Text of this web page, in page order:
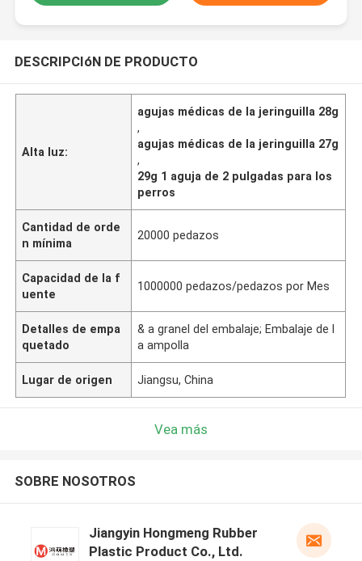
DESCRIPCIóN DE PRODUCTO
Alta luz:
agujas médicas de la jeringuilla 28g
,
agujas médicas de la jeringuilla 27g
,
29g 1 aguja de 2 pulgadas para los
perros
Cantidad de orde
n mínima
20000 pedazos
Capacidad de la f
uente
1000000 pedazos/pedazos por Mes
Detalles de empa
quetado
& a granel del embalaje; Embalaje de l
a ampolla
Lugar de origen Jiangsu, China
Vea más
SOBRE NOSOTROS
Jiangyin Hongmeng Rubber
Plastic Product Co., Ltd.